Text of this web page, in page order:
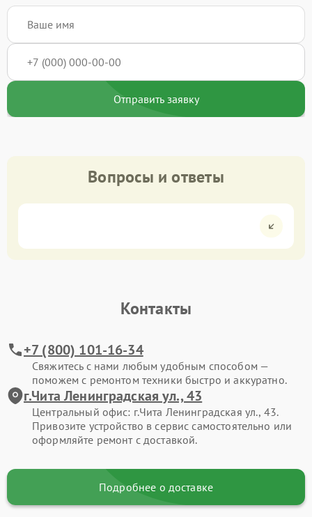
Отправить заявку
Вопросы и ответы
Контакты
+7 (800) 101-16-34
Свяжитесь с нами любым удобным способом —
поможем с ремонтом техники быстро и аккуратно.
г.Чита Ленинградская ул., 43
Центральный офис: г.Чита Ленинградская ул., 43.
Привозите устройство в сервис самостоятельно или
оформляйте ремонт с доставкой.
Подробнее о доставке